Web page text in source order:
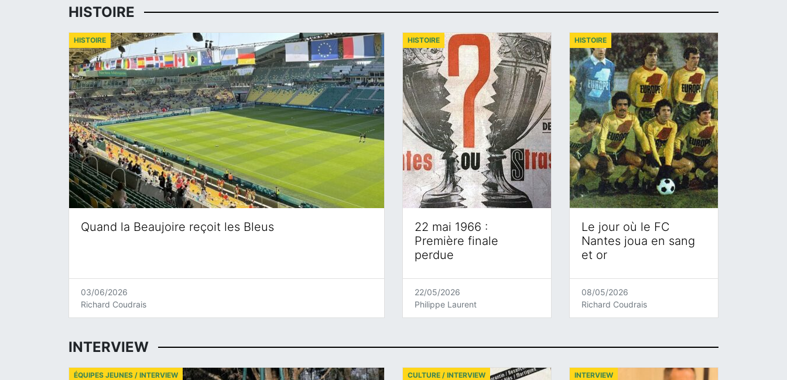
HISTOIRE
Quand la Beaujoire reçoit les Bleus
HISTOIRE
03/06/2026
Richard Coudrais
22 mai 1966 :
Première finale
perdue
HISTOIRE
22/05/2026
Philippe Laurent
Le jour où le FC
Nantes joua en sang
et or
HISTOIRE
08/05/2026
Richard Coudrais
INTERVIEW
ÉQUIPES JEUNES / INTERVIEW CULTURE / INTERVIEW INTERVIEW